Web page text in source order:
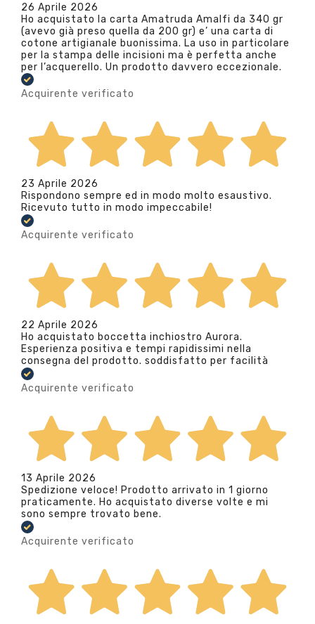
26 Aprile 2026
Ho acquistato la carta Amatruda Amalfi da 340 gr
(avevo già preso quella da 200 gr) e’ una carta di
cotone artigianale buonissima. La uso in particolare
per la stampa delle incisioni ma è perfetta anche
per l’acquerello. Un prodotto davvero eccezionale.
Acquirente verificato
23 Aprile 2026
Rispondono sempre ed in modo molto esaustivo.
Ricevuto tutto in modo impeccabile!
Acquirente verificato
22 Aprile 2026
Ho acquistato boccetta inchiostro Aurora.
Esperienza positiva e tempi rapidissimi nella
consegna del prodotto. soddisfatto per facilità
Acquirente verificato
13 Aprile 2026
Spedizione veloce! Prodotto arrivato in 1 giorno
praticamente. Ho acquistato diverse volte e mi
sono sempre trovato bene.
Acquirente verificato